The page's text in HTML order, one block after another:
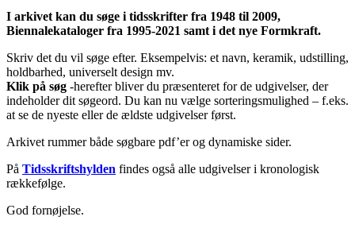
I arkivet kan du søge i tidsskrifter fra 1948 til 2009,
Biennalekataloger fra 1995-2021 samt i det nye Formkraft.
Skriv det du vil søge efter. Eksempelvis: et navn, keramik, udstilling,
holdbarhed, universelt design mv.
Klik på søg -herefter bliver du præsenteret for de udgivelser, der
indeholder dit søgeord. Du kan nu vælge sorteringsmulighed – f.eks.
at se de nyeste eller de ældste udgivelser først.
Arkivet rummer både søgbare pdf’er og dynamiske sider.
På Tidsskriftshylden findes også alle udgivelser i kronologisk
rækkefølge.
God fornøjelse.